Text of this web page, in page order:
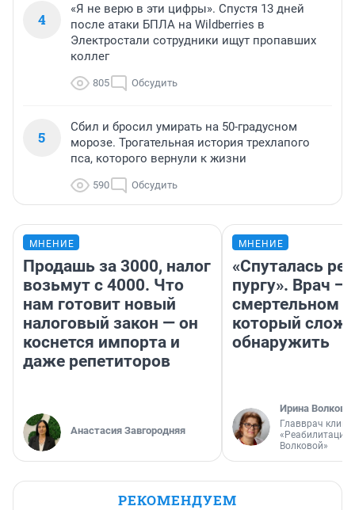
4
«Я не верю в эти цифры». Спустя 13 дней
после атаки БПЛА на Wildberries в
Электростали сотрудники ищут пропавших
коллег
805 Обсудить
5
Сбил и бросил умирать на 50-градусном
морозе. Трогательная история трехлапого
пса, которого вернули к жизни
590 Обсудить
МНЕНИЕ
Продашь за 3000, налог
возьмут с 4000. Что
нам готовит новый
налоговый закон — он
коснется импорта и
даже репетиторов
Анастасия Завгородняя
МНЕНИЕ
«Спуталась
пургу». Врач —
смертельном
который
обнаружить
Ирина Волкова
Главврач
«Реабилитация
Волковой»
РЕКОМЕНДУЕМ